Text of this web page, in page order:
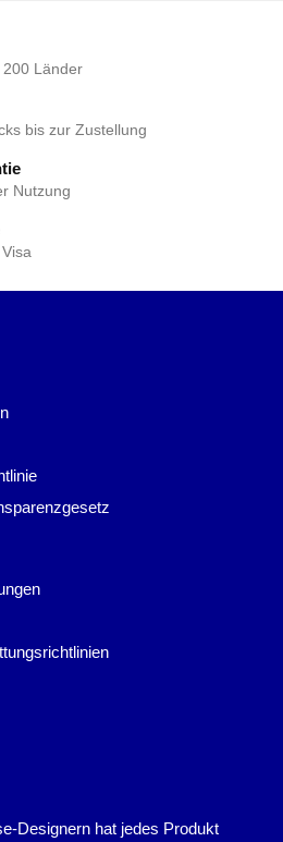
Länder
bis zur Zustellung
Nutzung
Designern hat jedes Produkt